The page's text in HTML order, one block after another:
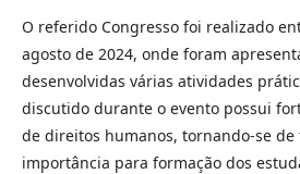
O referido Congresso foi realizado
agosto de 2024, onde foram
desenvolvidas várias atividades
discutido durante o evento possui
de direitos humanos, tornando-se
importância para formação dos